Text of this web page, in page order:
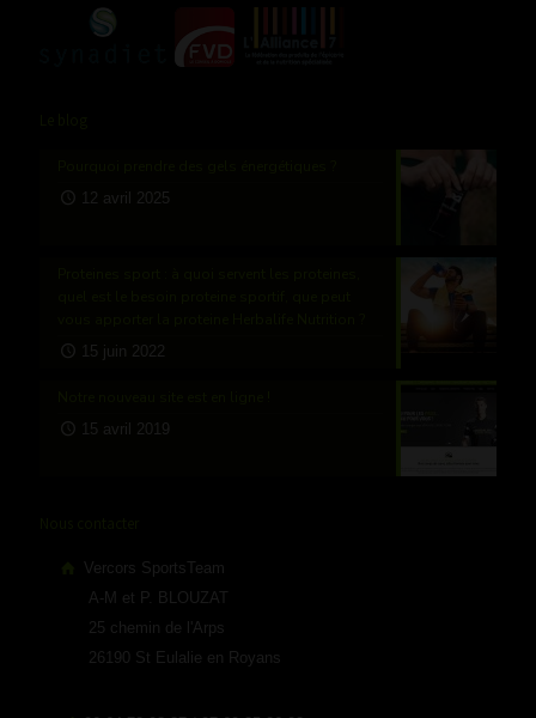
12 avril 2025
15 juin 2022
15 avril 2019
Vercors SportsTeam
A-M et P. BLOUZAT
25 chemin de l'Arps
26190 St Eulalie en Royans